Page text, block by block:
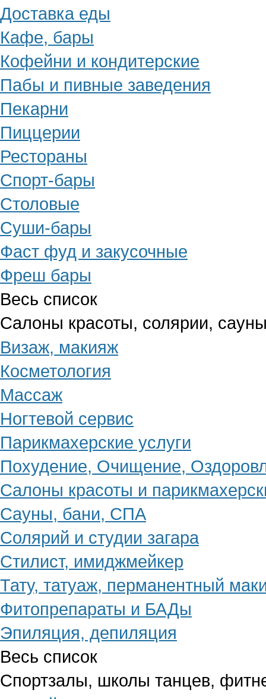
Доставка еды
Кафе, бары
Кофейни и кондитерские
Пабы и пивные заведения
Пекарни
Пиццерии
Рестораны
Спорт-бары
Столовые
Суши-бары
Фаст фуд и закусочные
Фреш бары
Весь список
Салоны красоты, солярии,
Визаж, макияж
Косметология
Массаж
Ногтевой сервис
Парикмахерские услуги
Похудение, Очищение,
Салоны красоты и
Сауны, бани, СПА
Солярий и студии загара
Стилист, имиджмейкер
Тату, татуаж, перманентный
Фитопрепараты и БАДы
Эпиляция, депиляция
Весь список
Спортзалы, школы танцев,